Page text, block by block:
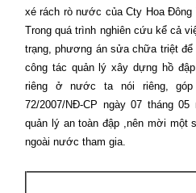
xé rách rò nước của Cty Hoa Đông
Trong quá trình nghiên cứu kể cả
trạng, phương án sửa chữa triệt
công tác quản lý xây dựng hồ
riêng ở nước ta nói riêng,
72/2007/NĐ-CP ngày 07 tháng
quản lý an toàn đập ,nên mời một
ngoài nước tham gia.